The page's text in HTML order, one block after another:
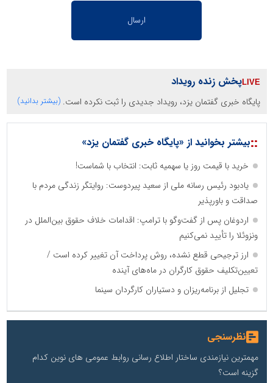
پخش زنده رویداد
پایگاه خبری گفتمان یزد، رویداد جدیدی را ثبت نکرده است. (بیشتر بدانید)
::بیشتر بخوانید از «پایگاه خبری گفتمان یزد»
خرید با قیمت روز یا سهمیه ثابت: انتخاب با شماست!
یادبود رئیس رسانه ملی از سعید پیردوست: روایتگر زندگی مردم با
صداقت و باورپذیر
اردوغان پس از گفت‌وگو با ترامپ: اقدامات خلاف حقوق بین‌الملل در
ونزوئلا را تأیید نمی‌کنیم
ارز ترجیحی قطع نشده، روش پرداخت آن تغییر کرده است /
تعیین‌تکلیف حقوق کارگران در ماه‌های آینده
تجلیل از برنامه‌ریزان و دستیاران کارگردان سینما
نظرسنجی
مهمترین نیازمندی ساختار اطلاع رسانی روابط عمومی های نوین کدام
گزینه است؟